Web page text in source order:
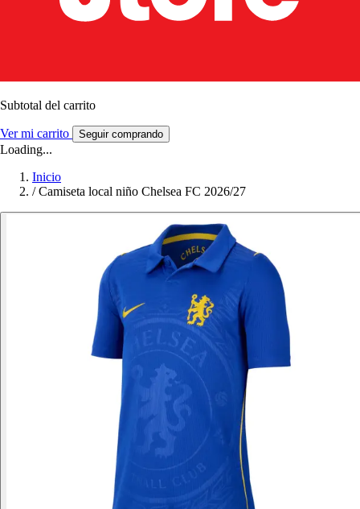
Subtotal del carrito
Ver mi carrito Seguir comprando
Loading...
Inicio
/ Camiseta local niño Chelsea FC 2026/27